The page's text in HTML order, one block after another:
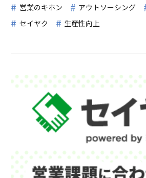
営業のキホン
アウトソーシング
セイヤク
生産性向上